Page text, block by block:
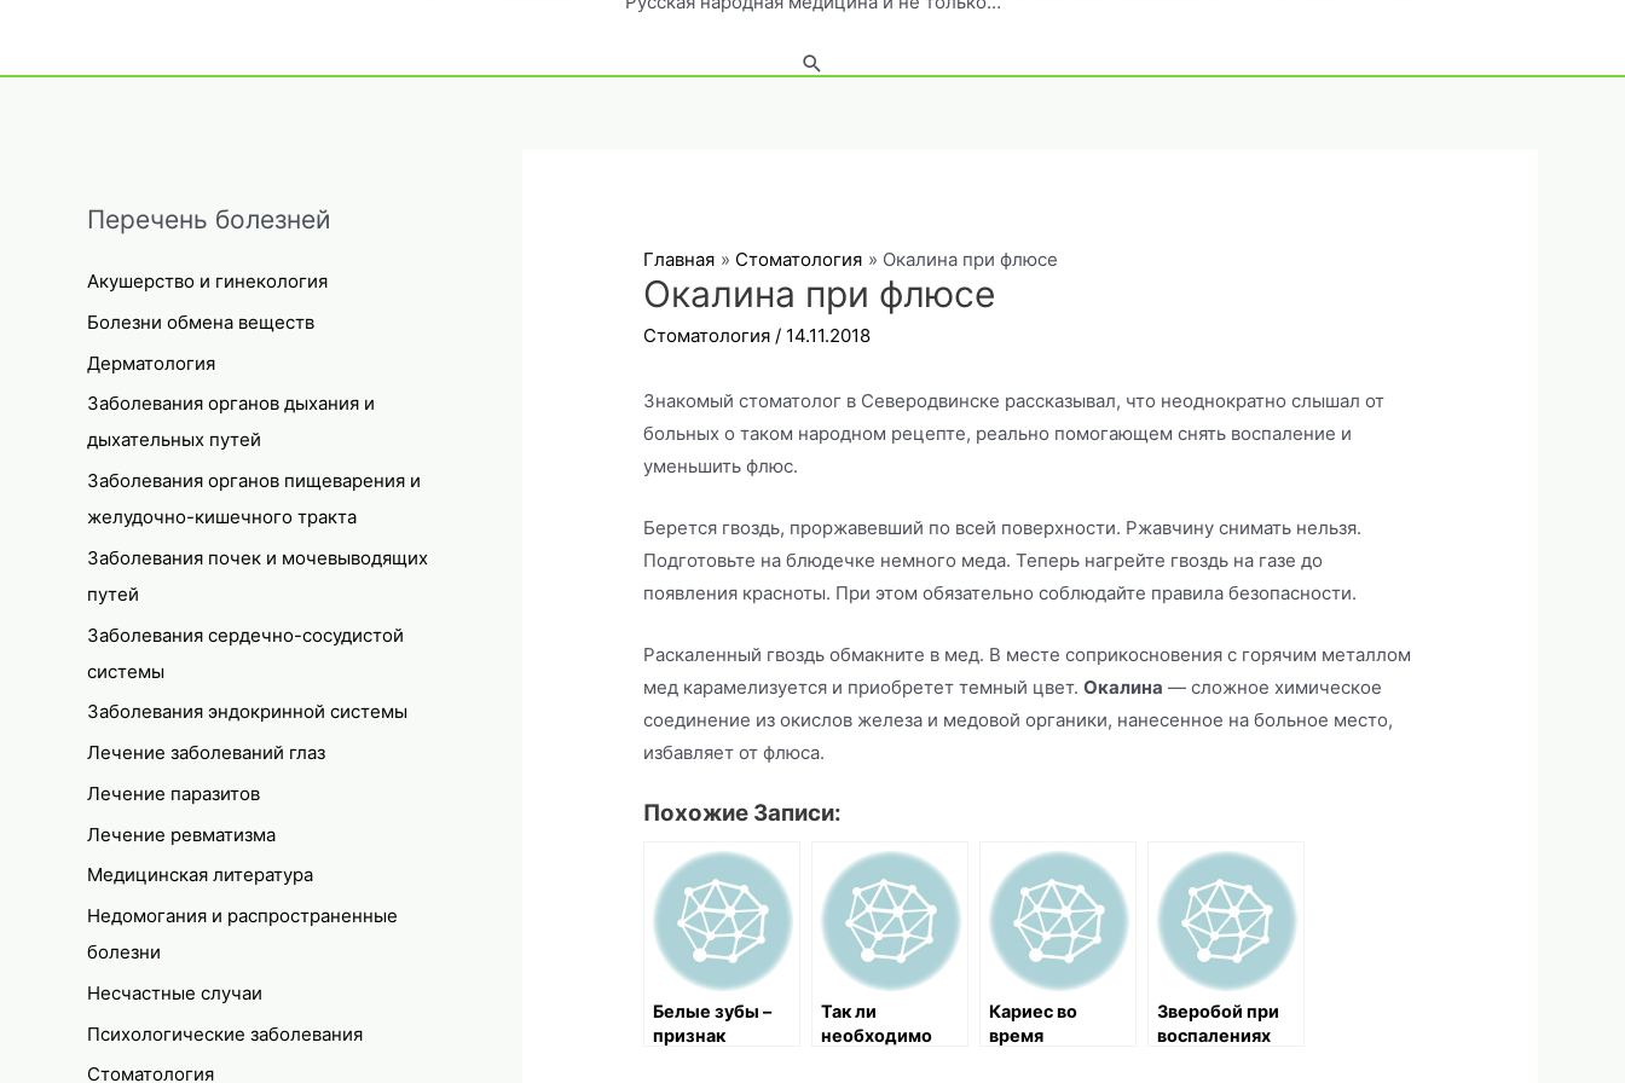
Поиск
Перечень болезней
Акушерство и гинекология
Болезни обмена веществ
Дерматология
Заболевания органов дыхания и
дыхательных путей
Заболевания органов пищеварения и
желудочно-кишечного тракта
Заболевания почек и мочевыводящих
путей
Заболевания сердечно-сосудистой
системы
Заболевания эндокринной системы
Лечение заболеваний глаз
Лечение паразитов
Лечение ревматизма
Медицинская литература
Недомогания и распространенные
болезни
Несчастные случаи
Психологические заболевания
Стоматология
Главная Стоматология Окалина при флюсе
Окалина при флюсе
Стоматология / 14.11.2018
Знакомый стоматолог в Северодвинске рассказывал, что неоднократно слышал от
больных о таком народном рецепте, реально помогающем снять воспаление и
уменьшить флюс.
Берется гвоздь, проржавевший по всей поверхности. Ржавчину снимать нельзя.
Подготовьте на блюдечке немного меда. Теперь нагрейте гвоздь на газе до
появления красноты. При этом обязательно соблюдайте правила безопасности.
Раскаленный гвоздь обмакните в мед. В месте соприкосновения с горячим металлом
мед карамелизуется и приобретет темный цвет.Окалина — сложное химическое
соединение из окислов железа и медовой органики, нанесенное на больное место,
избавляет от флюса.
Похожие Записи:
Белые зубы –
признак
Так ли
необходимо
Кариес во
время
Зверобой при
воспалениях